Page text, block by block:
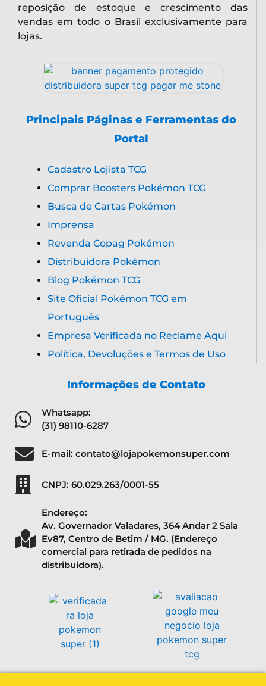
reposição de estoque e crescimento das
vendas em todo o Brasil exclusivamente para
lojas.
Principais Páginas e Ferramentas do
Portal
Cadastro Lojista TCG
Comprar Boosters Pokémon TCG
Busca de Cartas Pokémon
Imprensa
Revenda Copag Pokémon
Distribuidora Pokémon
Blog Pokémon TCG
Site Oficial Pokémon TCG em
Português
Empresa Verificada no Reclame Aqui
Política, Devoluções e Termos de Uso
Informações de Contato
Whatsapp:
(31) 98110-6287
E-mail: contato@lojapokemonsuper.com
CNPJ: 60.029.263/0001-55
Endereço:
Av. Governador Valadares, 364 Andar 2 Sala
Ev87, Centro de Betim / MG. (Endereço
comercial para retirada de pedidos na
distribuidora).